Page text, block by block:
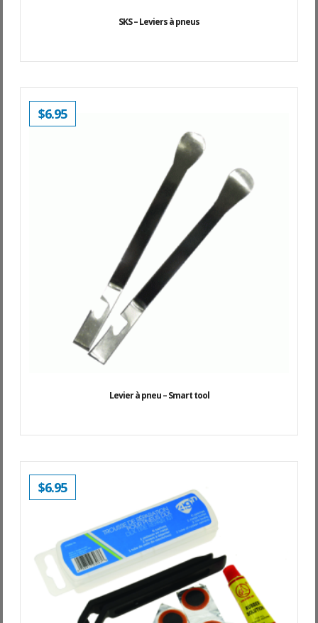
SKS – Leviers à pneus
Levier à pneu – Smart tool
$6.95
$6.95